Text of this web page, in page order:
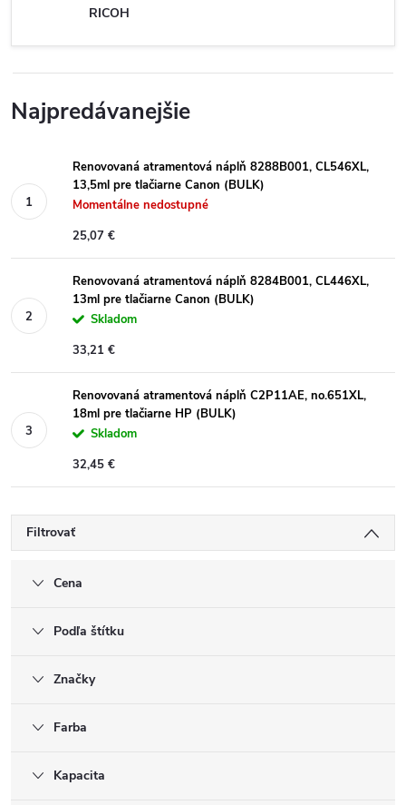
RICOH
Najpredávanejšie
Renovovaná atramentová náplň 8288B001, CL546XL,
13,5ml pre tlačiarne Canon (BULK)
Momentálne nedostupné
25,07 €
Renovovaná atramentová náplň 8284B001, CL446XL,
13ml pre tlačiarne Canon (BULK)
Skladom
33,21 €
Renovovaná atramentová náplň C2P11AE, no.651XL,
18ml pre tlačiarne HP (BULK)
Skladom
32,45 €
Filtrovať
Cena
Podľa štítku
Značky
Farba
Kapacita